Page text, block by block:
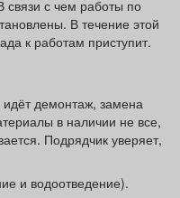
связи с чем работы по
В течение этой
к работам приступит.
демонтаж, замена
в наличии не все,
Подрядчик уверяет,
и водоотведение).